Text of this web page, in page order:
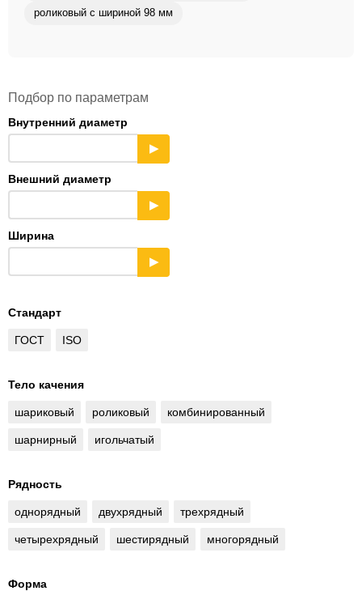
роликовый с шириной 98 мм
Подбор по параметрам
Внутренний диаметр
▶
Внешний диаметр
▶
Ширина
▶
Стандарт
ГОСТ ISO
Тело качения
шариковый роликовый комбинированный
шарнирный игольчатый
Рядность
однорядный двухрядный трехрядный
четырехрядный шестирядный многорядный
Форма